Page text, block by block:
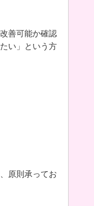
善可能か確認
い」という方
原則承ってお